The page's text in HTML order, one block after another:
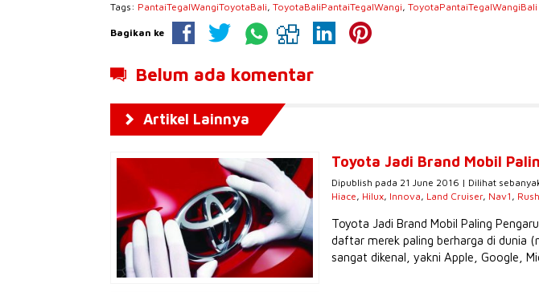
Tags: PantaiTegalWangiToyotaBali, ToyotaBaliPantaiTegalWangi, ToyotaPantaiTegalWangiBali
Bagikan ke
Belum ada komentar
Artikel Lainnya
Toyota Jadi Brand Mobil
Dipublish pada 21 June 2016 | Dilihat
Hiace, Hilux, Innova, Land Cruiser, Nav1 , Rush
Toyota Jadi Brand Mobil Paling
daftar merek paling berharga di dunia
sangat dikenal, yakni Apple, Google,